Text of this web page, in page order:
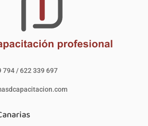
794 / 622 339 697